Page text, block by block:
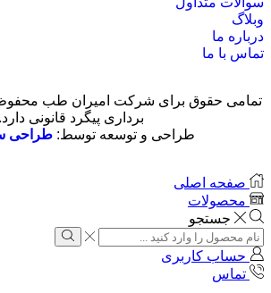
وبلاگ
درباره ما
تماس با ما
تمامی حقوق برای شرکت امیران طب محفوظ
برداری پیگرد قانونی دارد.
طراحی و توسعه توسط:طراحی
صفحه اصلی
محصولات
جستجو
حساب کاربری
تماس